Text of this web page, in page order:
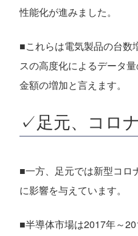
性能化が進みました。
■これらは電気製品の台数
スの高度化によるデータ
金額の増加と言えます。
✓足元、コロ
■一方、足元では新型コロ
に影響を与えています。
■半導体市場は2017年～